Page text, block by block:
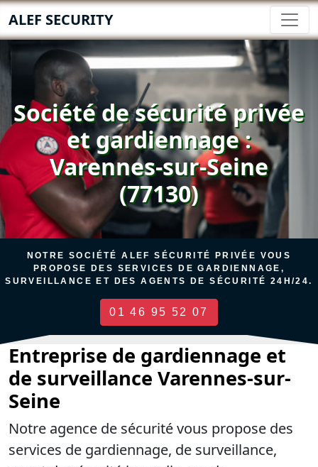
ALEF SECURITY
Société de sécurité privée
et gardiennage :
Varennes-sur-Seine
(77130)
NOTRE SOCIÉTÉ ALEF SÉCURITÉ PRIVÉE VOUS
PROPOSE DES SERVICES DE GARDIENNAGE,
SURVEILLANCE ET DES AGENTS DE SÉCURITÉ 24H/24.
01 46 95 52 07
Entreprise de gardiennage et
de surveillance Varennes-sur-
Seine
Notre agence de sécurité vous propose des
services de gardiennage, de surveillance,